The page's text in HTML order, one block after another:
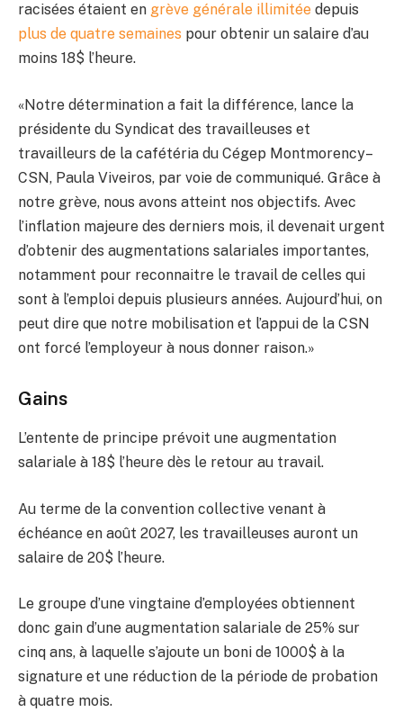
racisées étaient en grève générale illimitée depuis
plus de quatre semaines pour obtenir un salaire d’au
moins 18$ l’heure.
«Notre détermination a fait la différence, lance la
présidente du Syndicat des travailleuses et
travailleurs de la cafétéria du Cégep Montmorency–
CSN, Paula Viveiros, par voie de communiqué. Grâce à
notre grève, nous avons atteint nos objectifs. Avec
l’inflation majeure des derniers mois, il devenait urgent
d’obtenir des augmentations salariales importantes,
notamment pour reconnaitre le travail de celles qui
sont à l’emploi depuis plusieurs années. Aujourd’hui, on
peut dire que notre mobilisation et l’appui de la CSN
ont forcé l’employeur à nous donner raison.»
Gains
L’entente de principe prévoit une augmentation
salariale à 18$ l’heure dès le retour au travail.
Au terme de la convention collective venant à
échéance en août 2027, les travailleuses auront un
salaire de 20$ l’heure.
Le groupe d’une vingtaine d’employées obtiennent
donc gain d’une augmentation salariale de 25% sur
cinq ans, à laquelle s’ajoute un boni de 1000$ à la
signature et une réduction de la période de probation
à quatre mois.